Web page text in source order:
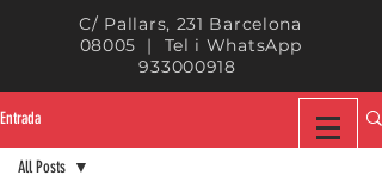
C/ Pallars, 231 Barcelona
08005 | Tel i WhatsApp
933000918
Entrada
All Posts